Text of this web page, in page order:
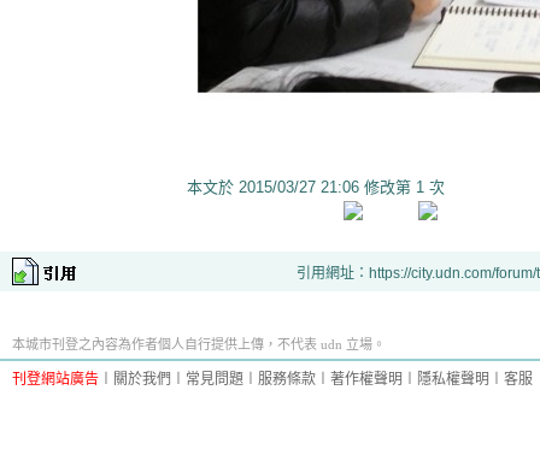
本文於 2015/03/27 21:06 修改第 1 次
引用網址：https://city.udn.com/
本城市刊登之內容為作者個人自行提供上傳，不代表 udn 立場。
刊登網站廣告 關於我們 常見問題 服務條款 著作權聲明 隱私權聲明 客服